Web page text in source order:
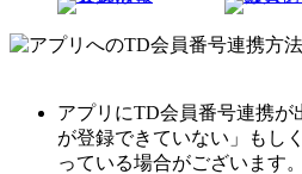
アプリにTD会員番号連携が
が登録できていない」もし
っている場合がございます